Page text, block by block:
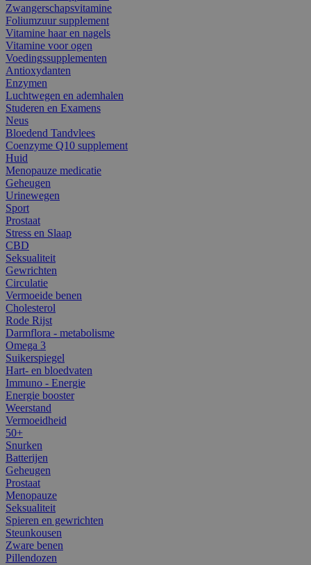
Zwangerschapsvitamine
Foliumzuur supplement
Vitamine haar en nagels
Vitamine voor ogen
Voedingssupplementen
Antioxydanten
Enzymen
Luchtwegen en ademhalen
Studeren en Examens
Neus
Bloedend Tandvlees
Coenzyme Q10 supplement
Huid
Menopauze medicatie
Geheugen
Urinewegen
Sport
Prostaat
Stress en Slaap
CBD
Seksualiteit
Gewrichten
Circulatie
Vermoeide benen
Cholesterol
Rode Rijst
Darmflora - metabolisme
Omega 3
Suikerspiegel
Hart- en bloedvaten
Immuno - Energie
Energie booster
Weerstand
Vermoeidheid
50+
Snurken
Batterijen
Geheugen
Prostaat
Menopauze
Seksualiteit
Spieren en gewrichten
Steunkousen
Zware benen
Pillendozen